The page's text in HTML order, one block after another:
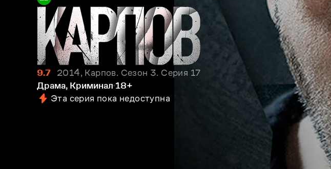
9.7
2014, Карпов. Сезон 3. Серия 17
Драма, Криминал 18+
Эта серия пока недоступна